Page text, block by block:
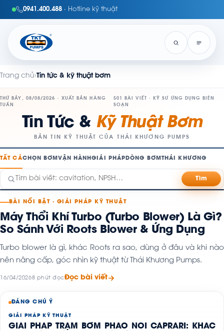
0941.400.488 · Hotline kỹ thuật
Trang chủ› Tin tức & kỹ thuật bơm
THỨ BẢY, 08/08/2026 · XUẤT BẢN HÀNG
TUẦN
501 BÀI VIẾT · KỸ SƯ ỨNG DỤNG BIÊN
SOẠN
Tin Tức & Kỹ Thuật Bơm
BẢN TIN KỸ THUẬT CỦA THÁI KHƯƠNG PUMPS
TẤT CẢCHỌN BƠMVẬN HÀNHGIẢI PHÁP DÒNG BƠM THÁI KHƯƠNG
Tìm
BÀI NỔI BẬT · GIẢI PHÁP KỸ THUẬT
Máy Thổi Khí Turbo (Turbo Blower) Là Gì?
So Sánh Với Roots Blower & Ứng Dụng
Turbo blower là gì, khác Roots ra sao, dùng ở đâu và khi nào
nên nâng cấp, góc nhìn kỹ thuật từ Thái Khương Pumps.
16/04/20268 phút đọcĐọc bài viết
ĐÁNG CHÚ Ý
GIẢI PHÁP KỸ THUẬT
GIẢI PHÁP TRẠM BƠM PHAO NỔI CAPRARI: KHẮC